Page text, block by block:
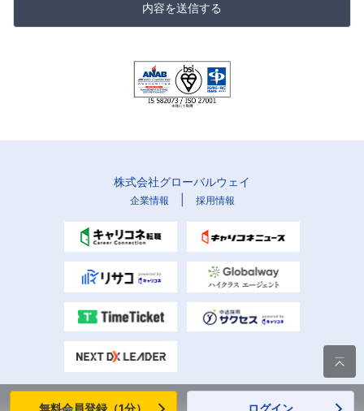
内容を送信する
株式会社グローバルウェイ
企業情報 採用情報

無料会員登録（1分） ログイン